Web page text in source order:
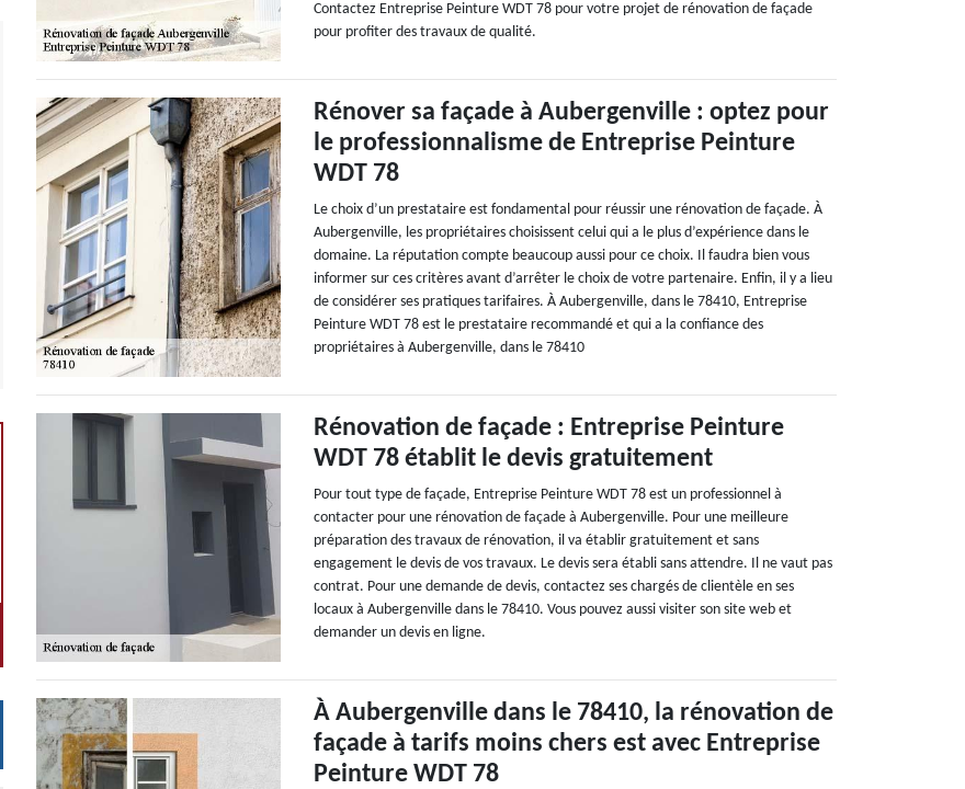
Contactez Entreprise Peinture WDT 78 pour votre projet de rénovation de façade
pour profiter des travaux de qualité.
Rénover sa façade à Aubergenville : optez pour
le professionnalisme de Entreprise Peinture
WDT 78
Le choix d’un prestataire est fondamental pour réussir une rénovation de façade. À
Aubergenville, les propriétaires choisissent celui qui a le plus d’expérience dans le
domaine. La réputation compte beaucoup aussi pour ce choix. Il faudra bien vous
informer sur ces critères avant d’arrêter le choix de votre partenaire. Enfin, il y a lieu
de considérer ses pratiques tarifaires. À Aubergenville, dans le 78410, Entreprise
Peinture WDT 78 est le prestataire recommandé et qui a la confiance des
propriétaires à Aubergenville, dans le 78410
Rénovation de façade : Entreprise Peinture
WDT 78 établit le devis gratuitement
Pour tout type de façade, Entreprise Peinture WDT 78 est un professionnel à
contacter pour une rénovation de façade à Aubergenville. Pour une meilleure
préparation des travaux de rénovation, il va établir gratuitement et sans
engagement le devis de vos travaux. Le devis sera établi sans attendre. Il ne vaut pas
contrat. Pour une demande de devis, contactez ses chargés de clientèle en ses
locaux à Aubergenville dans le 78410. Vous pouvez aussi visiter son site web et
demander un devis en ligne.
À Aubergenville dans le 78410, la rénovation de
façade à tarifs moins chers est avec Entreprise
Peinture WDT 78